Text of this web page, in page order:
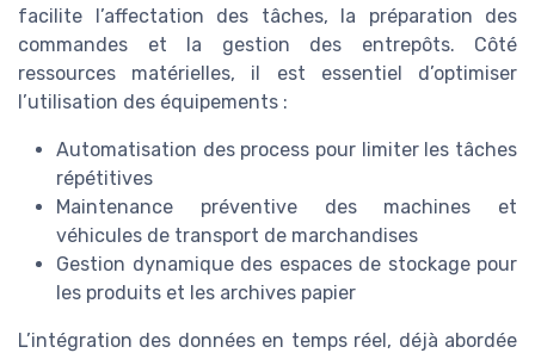
facilite l’affectation des tâches, la préparation des
commandes et la gestion des entrepôts. Côté
ressources matérielles, il est essentiel d’optimiser
l’utilisation des équipements :
Automatisation des process pour limiter les tâches
répétitives
Maintenance préventive des machines et
véhicules de transport de marchandises
Gestion dynamique des espaces de stockage pour
les produits et les archives papier
L’intégration des données en temps réel, déjà abordée